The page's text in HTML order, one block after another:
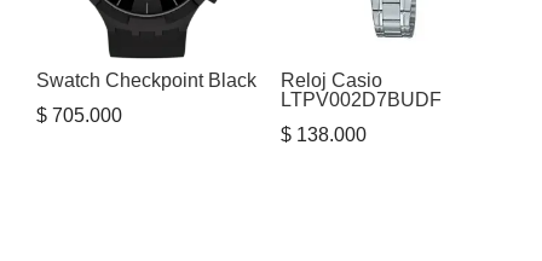
Swatch Checkpoint Black
$ 705.000
Reloj Casio
LTPV002D7BUDF
$138.000